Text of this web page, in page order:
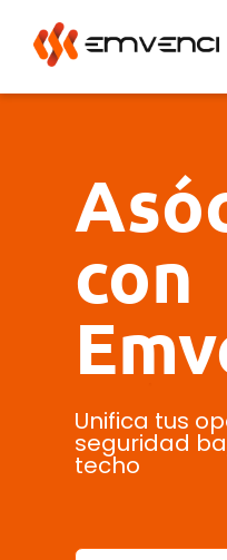
con
Unifica tus
seguridad
techo